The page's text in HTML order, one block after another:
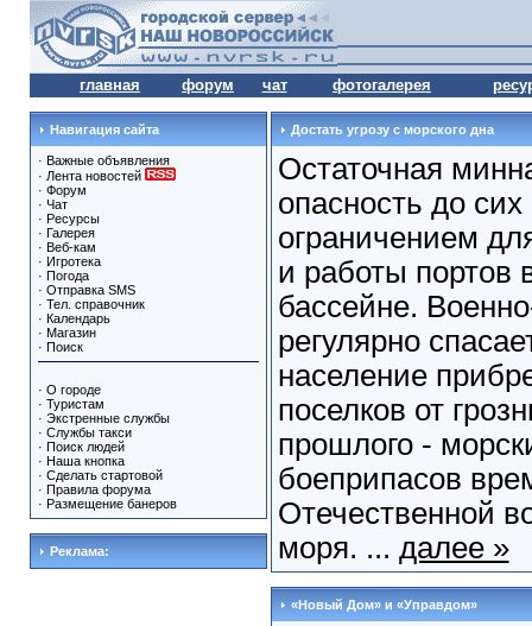
главная форум чат фотогалерея
Навигация сайта
· Важные объявления
· Лента новостей
· Форум
· Чат
· Ресурсы
· Галерея
· Веб-кам
· Игротека
· Погода
· Отправка SMS
· Тел. справочник
· Календарь
· Магазин
· Поиск
· О городе
· Туристам
· Экстренные службы
· Службы такси
· Поиск людей
· Наша кнопка
· Сделать стартовой
· Правила форума
· Размещение банеров
Реклама:
Достать угрозу с морского дна
Остаточная
опасность до
ограничением
и работы портов
бассейне.
регулярно
население
поселков от
прошлого -
боеприпасов
Отечественной
моря. ... далее »
«Новый Дом» и «Управдом»